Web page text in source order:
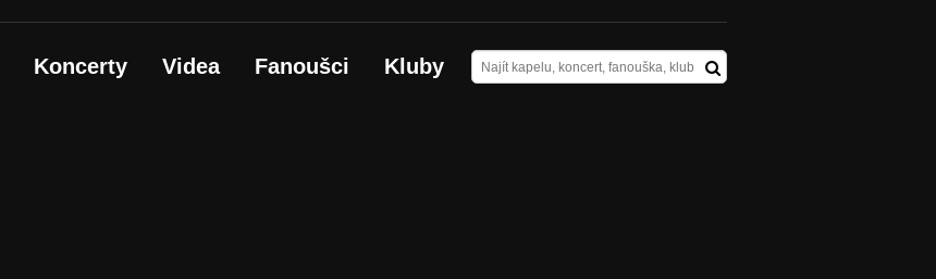
Koncerty Videa Fanoušci Kluby